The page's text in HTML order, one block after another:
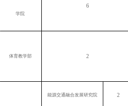
学院
6
体育教学部 2
能源交通融合发展研究院 2